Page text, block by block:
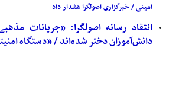
امینی / خبرگزاری اصولگرا هشدار داد
انتقاد رسانه اصولگرا: «جریانات
دانش‌آموزان دختر شده‌اند / «دستگاه